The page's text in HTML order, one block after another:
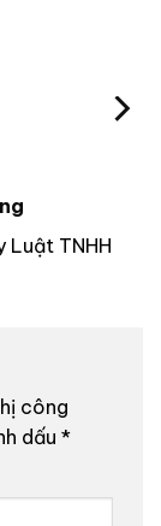
Luật TNHH
công
dấu *